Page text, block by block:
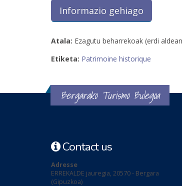
Informazio gehiago
Atala: Ezagutu beharrekoak (erdi
Etiketa: Patrimoine historique
Bergarako Turismo Bulegoa
Contact us
Adresse
ERREKALDE jauregia, 20570 - Bergara
(Gipuzkoa)